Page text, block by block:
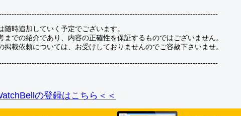
随時追加していく予定でございます。
までの紹介であり、内容の正確性を保証するものではございません。
掲載依頼については、お受けしておりませんのでご容赦下さいませ。
の登録はこちら＜＜